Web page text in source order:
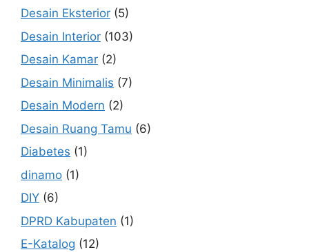
Desain Eksterior (5)
Desain Interior (103)
Desain Kamar (2)
Desain Minimalis (7)
Desain Modern (2)
Desain Ruang Tamu (6)
Diabetes (1)
dinamo (1)
DIY (6)
DPRD Kabupaten (1)
E-Katalog (12)